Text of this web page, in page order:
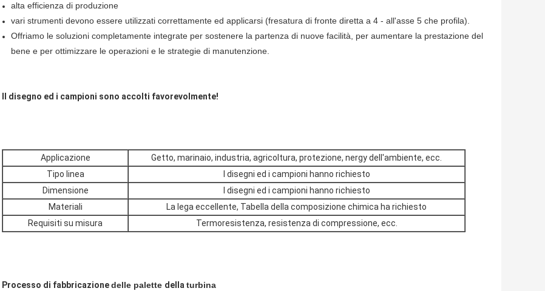
alta efficienza di produzione
vari strumenti devono essere utilizzati correttamente ed applicarsi (fresatura di fronte diretta a 4 - all'asse 5 che profila).
Offriamo le soluzioni completamente integrate per sostenere la partenza di nuove facilità, per aumentare la prestazione del
bene e per ottimizzare le operazioni e le strategie di manutenzione.
Il disegno ed i campioni sono accolti favorevolmente!
Applicazione
Getto, marinaio, industria, agricoltura, protezione, nergy dell'ambiente, ecc.
Tipo linea
I disegni ed i campioni hanno richiesto
Dimensione
I disegni ed i campioni hanno richiesto
Materiali
La lega eccellente, Tabella della composizione chimica ha richiesto
Requisiti su misura
Termoresistenza, resistenza di compressione, ecc.
Processo di fabbricazionedelle palette dellaturbina